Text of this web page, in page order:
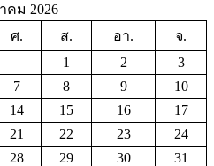
คม 2026
ศ. ส. อา.
จ.
1
2
3
7 8 9
10
14 15 16
17
21 22 23
24
28 29 30
31